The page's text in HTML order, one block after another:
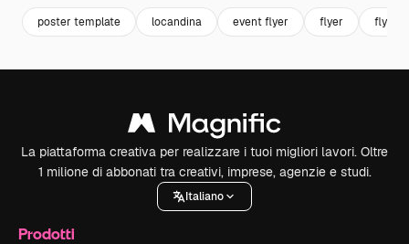
poster template locandina event flyer flyer flyer
La piattaforma creativa per realizzare i tuoi migliori lavori. Oltre
1 milione di abbonati tra creativi, imprese, agenzie e studi.
Italiano
Prodotti